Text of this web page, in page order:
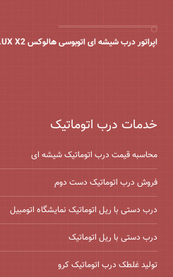
اپراتور درب شیشه ای اتوبوسی هالوکس HOLUX X2
خدمات درب اتوماتیک
محاسبه قیمت درب اتوماتیک شیشه ‌ای
فروش درب اتوماتیک دست دوم
درب دستی با ریل اتوماتیک نمایشگاه اتومبیل
درب دستی با ریل اتوماتیک
تولید غلطک درب اتوماتیک کرو